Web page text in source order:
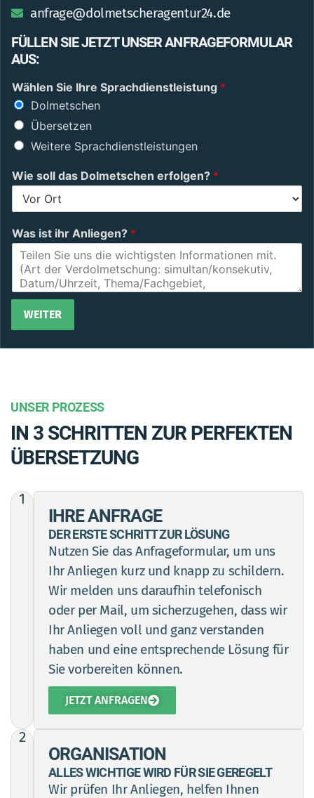
anfrage@dolmetscheragentur24.de
FÜLLEN SIE JETZT UNSER ANFRAGEFORMULAR
AUS:
Wählen Sie Ihre Sprachdienstleistung *
Dolmetschen
Übersetzen
Weitere Sprachdienstleistungen
Wie soll das Dolmetschen erfolgen? *
Was ist ihr Anliegen? *
WEITER
UNSER PROZESS
IN 3 SCHRITTEN ZUR PERFEKTEN
ÜBERSETZUNG
1
IHRE ANFRAGE
DER ERSTE SCHRITT ZUR LÖSUNG
Nutzen Sie das Anfrageformular, um uns
Ihr Anliegen kurz und knapp zu schildern.
Wir melden uns daraufhin telefonisch
oder per Mail, um sicherzugehen, dass wir
Ihr Anliegen voll und ganz verstanden
haben und eine entsprechende Lösung für
Sie vorbereiten können.
JETZT ANFRAGEN
2
ORGANISATION
ALLES WICHTIGE WIRD FÜR SIE GEREGELT
Wir prüfen Ihr Anliegen, helfen Ihnen